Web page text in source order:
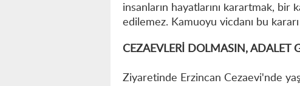
insanların hayatlarını karartmak, bir
edilemez. Kamuoyu vicdanı bu
CEZAEVLERİ DOLMASIN, ADALET
Ziyaretinde Erzincan Cezaevi'nde